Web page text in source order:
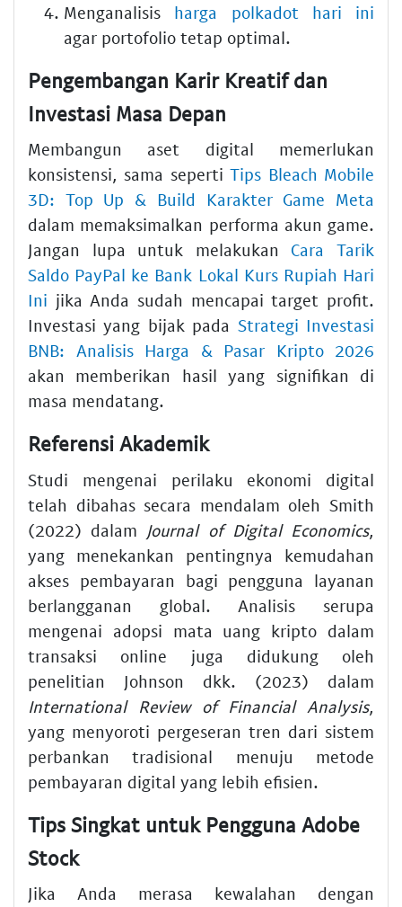
Menganalisis harga polkadot hari ini
agar portofolio tetap optimal.
Pengembangan Karir Kreatif dan
Investasi Masa Depan
Membangun aset digital memerlukan
konsistensi, sama sepertiTips Bleach Mobile
3D: Top Up & Build Karakter Game Meta
dalam memaksimalkan performa akun game.
Jangan lupa untuk melakukan Cara Tarik
Saldo PayPal ke Bank Lokal Kurs Rupiah Hari
Ini jika Anda sudah mencapai target profit.
Investasi yang bijak pada Strategi Investasi
BNB: Analisis Harga & Pasar Kripto 2026
akan memberikan hasil yang signifikan di
masa mendatang.
Referensi Akademik
Studi mengenai perilaku ekonomi digital
telah dibahas secara mendalam oleh Smith
(2022) dalam Journal of Digital Economics,
yang menekankan pentingnya kemudahan
akses pembayaran bagi pengguna layanan
berlangganan global. Analisis serupa
mengenai adopsi mata uang kripto dalam
transaksi online juga didukung oleh
penelitian Johnson dkk. (2023) dalam
International Review of Financial Analysis,
yang menyoroti pergeseran tren dari sistem
perbankan tradisional menuju metode
pembayaran digital yang lebih efisien.
Tips Singkat untuk Pengguna Adobe
Stock
Jika Anda merasa kewalahan dengan